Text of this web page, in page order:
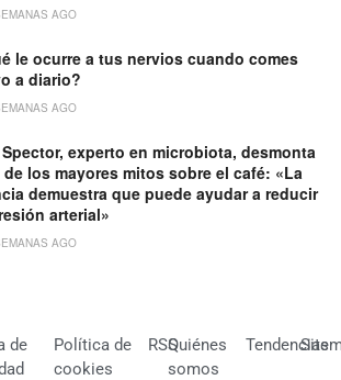
AGO
le ocurre a tus nervios cuando comes
a diario?
AGO
experto en microbiota, desmonta
los mayores mitos sobre el café: «La
demuestra que puede ayudar a reducir
arterial»
AGO
de
Política de
cookies
RSSQuiénes
somos
Tendencias